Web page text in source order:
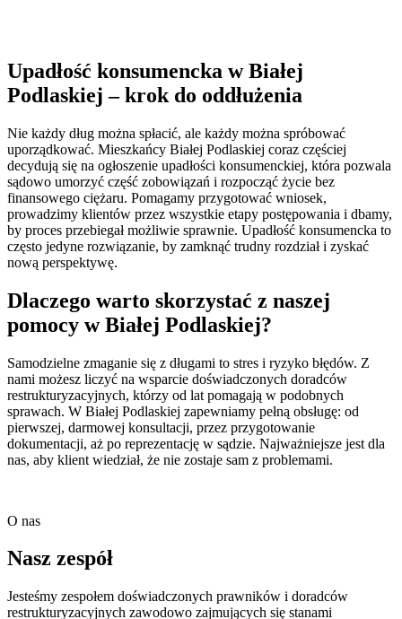
Upadłość konsumencka w Białej
Podlaskiej – krok do oddłużenia
Nie każdy dług można spłacić, ale każdy można spróbować
uporządkować. Mieszkańcy Białej Podlaskiej coraz częściej
decydują się na ogłoszenie upadłości konsumenckiej, która pozwala
sądowo umorzyć część zobowiązań i rozpocząć życie bez
finansowego ciężaru. Pomagamy przygotować wniosek,
prowadzimy klientów przez wszystkie etapy postępowania i dbamy,
by proces przebiegał możliwie sprawnie. Upadłość konsumencka to
często jedyne rozwiązanie, by zamknąć trudny rozdział i zyskać
nową perspektywę.
Dlaczego warto skorzystać z naszej
pomocy w Białej Podlaskiej?
Samodzielne zmaganie się z długami to stres i ryzyko błędów. Z
nami możesz liczyć na wsparcie doświadczonych doradców
restrukturyzacyjnych, którzy od lat pomagają w podobnych
sprawach. W Białej Podlaskiej zapewniamy pełną obsługę: od
pierwszej, darmowej konsultacji, przez przygotowanie
dokumentacji, aż po reprezentację w sądzie. Najważniejsze jest dla
nas, aby klient wiedział, że nie zostaje sam z problemami.
O nas
Nasz zespół
Jesteśmy zespołem doświadczonych prawników i doradców
restrukturyzacyjnych zawodowo zajmujących się stanami